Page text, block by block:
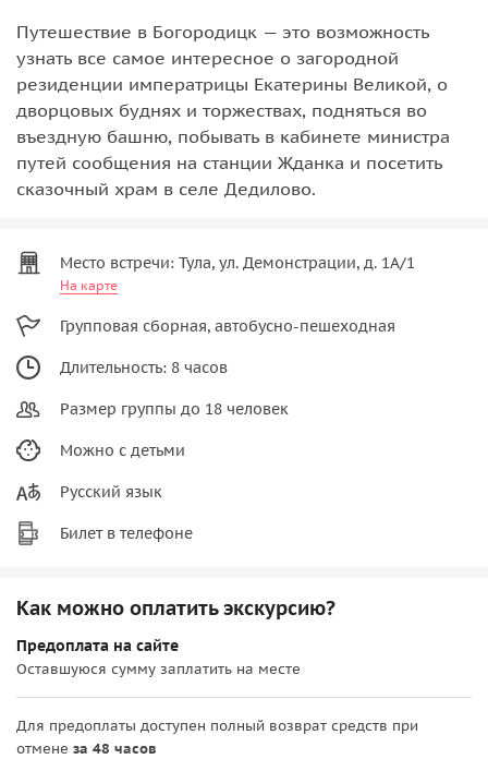
Путешествие в Богородицк — это возможность
узнать все самое интересное о загородной
резиденции императрицы Екатерины Великой, о
дворцовых буднях и торжествах, подняться во
въездную башню, побывать в кабинете министра
путей сообщения на станции Жданка и посетить
сказочный храм в селе Дедилово.
Место встречи: Тула, ул. Демонстрации, д. 1А/1
На карте
Групповая сборная, автобусно-пешеходная
Длительность: 8 часов
Размер группы до 18 человек
Можно с детьми
Русский язык
Билет в телефоне
Как можно оплатить экскурсию?
Предоплата на сайте
Оставшуюся сумму заплатить на месте
Для предоплаты доступен полный возврат средств при
отмене за 48 часов